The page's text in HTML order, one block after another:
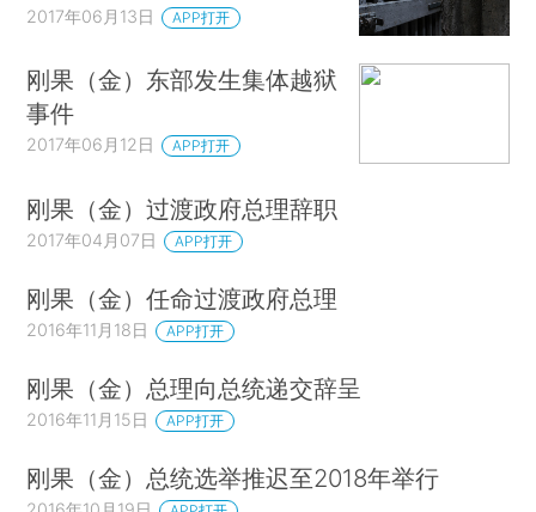
2017年06月13日 APP打开
刚果（金）东部发生集体越狱
事件
2017年06月12日 APP打开
刚果（金）过渡政府总理辞职
2017年04月07日 APP打开
刚果（金）任命过渡政府总理
2016年11月18日 APP打开
刚果（金）总理向总统递交辞呈
2016年11月15日 APP打开
刚果（金）总统选举推迟至2018年举行